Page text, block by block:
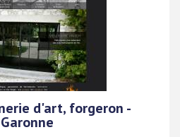
d'art, forgeron -